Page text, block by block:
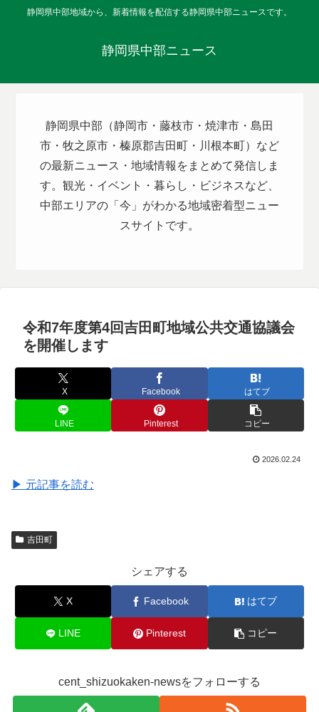
静岡県中部地域から、新着情報を配信する静岡県中部ニュースです。
静岡県中部ニュース
静岡県中部（静岡市・藤枝市・焼津市・島田
市・牧之原市・榛原郡吉田町・川根本町）など
の最新ニュース・地域情報をまとめて発信しま
す。観光・イベント・暮らし・ビジネスなど、
中部エリアの「今」がわかる地域密着型ニュー
スサイトです。
令和7年度第4回吉田町地域公共交通協議会
を開催します
X Facebook はてブ
LINE Pinterest コピー
2026.02.24
▶ 元記事を読む
吉田町
シェアする
X Facebook はてブ
LINE Pinterest コピー
cent_shizuokaken-newsをフォローする